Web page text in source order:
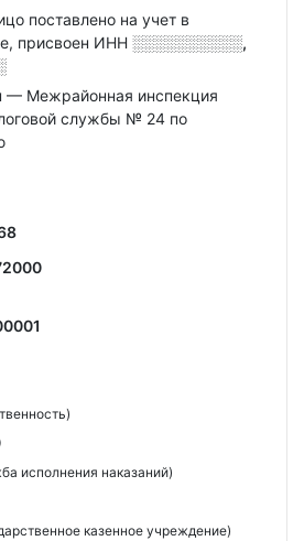
поставлено на учет в
присвоен ИНН ░░░░░░░░░░,
— Межрайонная инспекция
службы № 24 по
исполнения наказаний)
казенное учреждение)